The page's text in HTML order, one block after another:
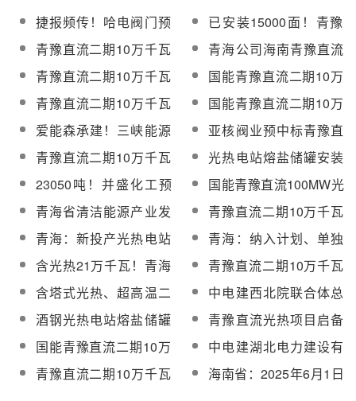
捷报频传！哈电阀门预
中标青豫直流二期10万
千瓦光热项目熔盐调节
阀、熔盐截止阀采购
已安装15000面！青豫
直流二期100MW塔式光
热项目定日镜安装过半
青豫直流二期10万千瓦
光热项目分散控制系统
DCS采购
青海公司海南青豫直流
二期10万千瓦光热工程
国产熔盐三偏心蝶阀设
备采购
青豫直流二期10万千瓦
光热项目超声波流量计
设备采购项目中标公示
国能青豫直流二期10万
千瓦光热项目空冷岛顺
利吊装安装
青豫直流二期10万千瓦
光热项目超声波流量计
设备采购项目中标结果
公示
国能青豫直流二期10万
千瓦光热项目换热岛设
备即将全部交付
爱能森承建！三峡能源
青豫直流二期10万千瓦
光热项目熔盐共晶工程
进行中
亚核阀业预中标青豫直
流二期10万千瓦光热项
目国产熔盐三偏心蝶阀
设备采购项目
青豫直流二期10万千瓦
光热项目分散控制系统
DCS中标候选人公示
光热电站熔盐储罐安装
工艺的优化与实践
23050吨！并盛化工预
中标敦煌光热
+（100MW）光热发电
项目二元硝酸盐采购
国能青豫直流100MW光
热项目正稳步推进主设
备和定日镜安装【附现
场图】
青海省清洁能源产业发
展集团成立！
青豫直流二期10万千瓦
光热电站全厂运行检修
维护服务公开招标项目
（第2次）招标
青海：新投产光热电站
参与2025电力市场化交
易，鼓励2022年底前并
网存量光热发电项目参
与交易
青海：纳入计划、单独
建设的光热发电项目上
网电价按0.55元/千瓦时
执行
含光热21万千瓦！青海
省完成年内新增清洁装
机1500万千瓦的工作目
标
青豫直流二期10万千瓦
光热项目熔盐管道及设
备电伴热采购
含塔式光热、超高温二
氧化碳热泵储能等技术
装备，第四批能源领域
首台（套）重大技术装
备名单发布
中电建西北院联合体总
承包，青豫直流二期10
万千瓦光热项目进入全
面试验调试阶段
酒钢光热电站熔盐储罐
用不锈钢累计销量突破
7000吨
青豫直流光热项目启备
变和厂用高压变压器顺
利就位
国能青豫直流二期10万
千瓦光热项目土建施工
基本结束
中电建湖北电力建设有
限公司青豫直流光热阀
门采购
青豫直流二期10万千瓦
海南省：2025年6月1日